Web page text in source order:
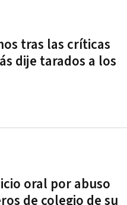
tras las críticas
dije tarados a los
oral por abuso
de colegio de su